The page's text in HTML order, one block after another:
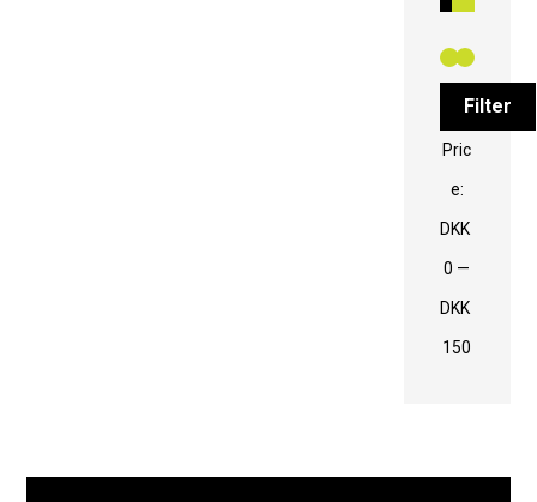
Filter
Pric
e:
DKK
0 —
DKK
150